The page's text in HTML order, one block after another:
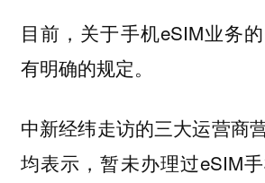
目前，关于手机eSIM业务
有明确的规定。
中新经纬走访的三大运营商
均表示，暂未办理过eSIM